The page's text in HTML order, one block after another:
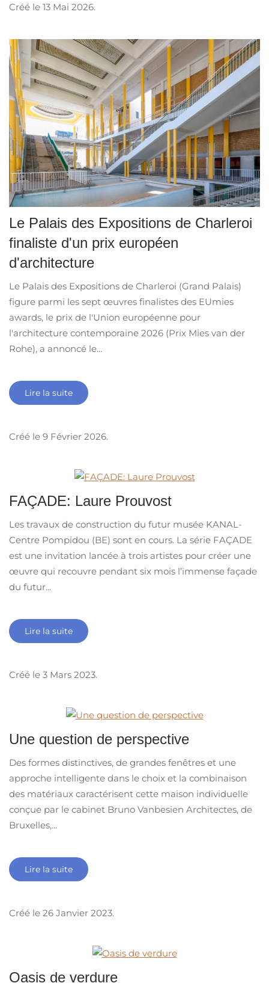
Créé le 13 Mai 2026.
Le Palais des Expositions de Charleroi
finaliste d'un prix européen
d'architecture
Le Palais des Expositions de Charleroi (Grand Palais)
figure parmi les sept œuvres finalistes des EUmies
awards, le prix de l'Union européenne pour
l'architecture contemporaine 2026 (Prix Mies van der
Rohe), a annoncé le...
Lire la suite
Créé le 9 Février 2026.
FAÇADE: Laure Prouvost
Les travaux de construction du futur musée KANAL-
Centre Pompidou (BE) sont en cours. La série FAÇADE
est une invitation lancée à trois artistes pour créer une
œuvre qui recouvre pendant six mois l’immense façade
du futur...
Lire la suite
Créé le 3 Mars 2023.
Une question de perspective
Des formes distinctives, de grandes fenêtres et une
approche intelligente dans le choix et la combinaison
des matériaux caractérisent cette maison individuelle
conçue par le cabinet Bruno Vanbesien Architectes, de
Bruxelles,...
Lire la suite
Créé le 26 Janvier 2023.
Oasis de verdure